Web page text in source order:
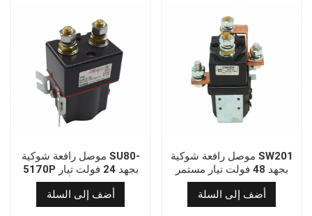
موصل رافعة شوكية SU80-
5170P بجهد 24 فولت تيار
مستمر | بديل أصلي من
ألبرايت | مرحل كهربائي عالي
التحمل للرافعات الشوكية
أضف إلى السلة
موصل رافعة شوكية SW201
بجهد 48 فولت تيار مستمر
مباشر لـ SW201-249T |
مرحل كهربائي عالي التحمل
أضف إلى السلة